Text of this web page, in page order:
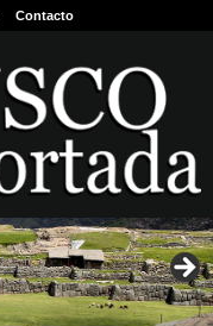
Contacto